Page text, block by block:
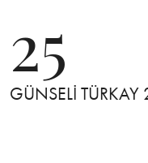
25
GÜNSELİ